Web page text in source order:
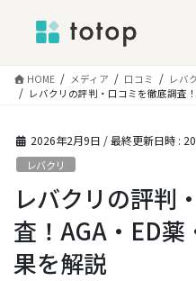
HOME メディア 口コミ
レバ
レバクリの評判・口コミを徹底調査
2026年2月9日 / 最終更新日時 :
レバクリ
レバクリの評判
査！AGA・ED
果を解説